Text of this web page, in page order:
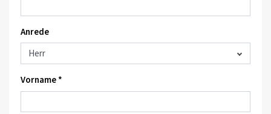
Anrede
Vorname *